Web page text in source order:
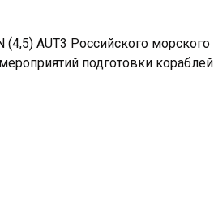
AUT3 Российского морского
подготовки кораблей